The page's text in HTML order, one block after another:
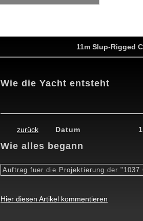
11m Slup-Rigged
Wie die Yacht entsteht
zurück Datum
Wie alles begann
Auftrag fuer die Projektierung der
Hier diesen Artikel kommentieren